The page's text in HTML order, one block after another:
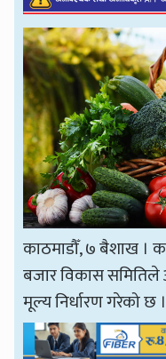
काठमाडौँ, ७ बैशाख ।
बजार विकास
मूल्य निर्धारण गरेको छ ।